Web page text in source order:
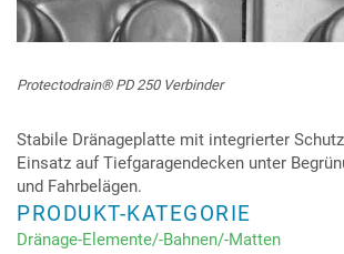
Protectodrain® PD 250 Verbinder
Stabile Dränageplatte mit integrierter
Einsatz auf Tiefgaragendecken unter
und Fahrbelägen.
PRODUKT-KATEGORIE
Dränage-Elemente/-Bahnen/-Matten